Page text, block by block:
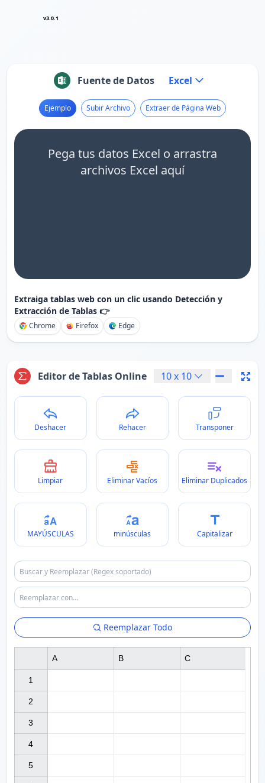
v3.0.1
Fuente de Datos Excel
Ejemplo Subir Archivo Extraer de Página Web
Pega tus datos Excel o arrastra
archivos Excel aquí
Extraiga tablas web con un clic usando Detección y
Extracción de Tablas 👉
Chrome Firefox Edge
Editor de Tablas Online 10x 10
Deshacer Rehacer Transponer
Limpiar Eliminar Vacíos Eliminar Duplicados
MAYÚSCULAS minúsculas Capitalizar
Reemplazar Todo
1
2
3
4
5
A B C